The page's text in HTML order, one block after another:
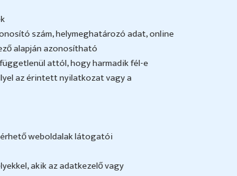
szám, helymeghatározó adat, online
alapján azonosítható
attól, hogy harmadik fél-e
az érintett nyilatkozat vagy a
weboldalak látogatói
akik az adatkezelő vagy